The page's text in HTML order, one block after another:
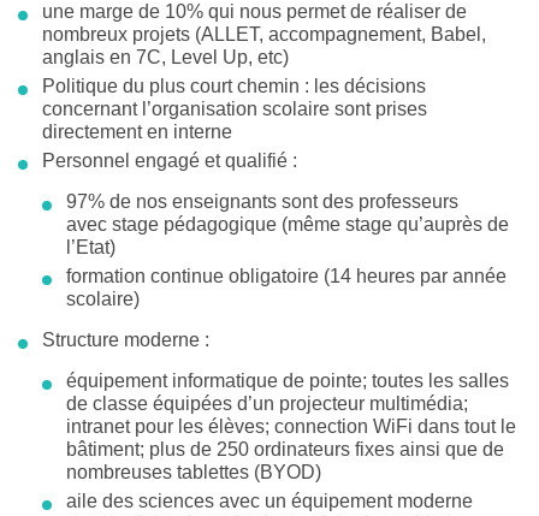
une marge de 10% qui nous permet de réaliser de
nombreux projets (ALLET, accompagnement, Babel,
anglais en 7C, Level Up, etc)
Politique du plus court chemin : les décisions
concernant l’organisation scolaire sont prises
directement en interne
Personnel engagé et qualifié :
97% de nos enseignants sont des professeurs
avec stage pédagogique (même stage qu’auprès de
l’Etat)
formation continue obligatoire (14 heures par année
scolaire)
Structure moderne :
équipement informatique de pointe; toutes les salles
de classe équipées d’un projecteur multimédia;
intranet pour les élèves; connection WiFi dans tout le
bâtiment; plus de 250 ordinateurs fixes ainsi que de
nombreuses tablettes (BYOD)
aile des sciences avec un équipement moderne